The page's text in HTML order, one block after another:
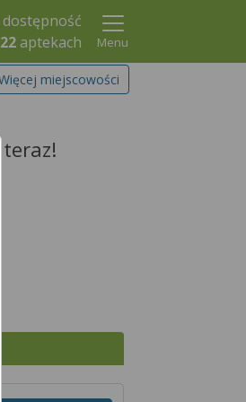
aptekach
Menu
miejscowości